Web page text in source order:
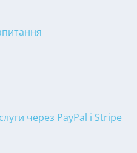
через PayPal і Stripe